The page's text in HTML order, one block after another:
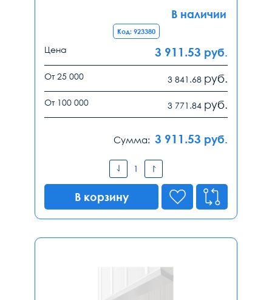
В наличии
Код: 923380
Цена 3 911.53 руб.
От 25 000 3 841.68 руб.
От 100 000 3 771.84 руб.
Сумма: 3 911.53 руб.
В корзину